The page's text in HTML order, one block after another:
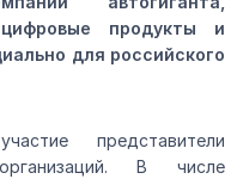
продукты и
для российского
представители
В числе